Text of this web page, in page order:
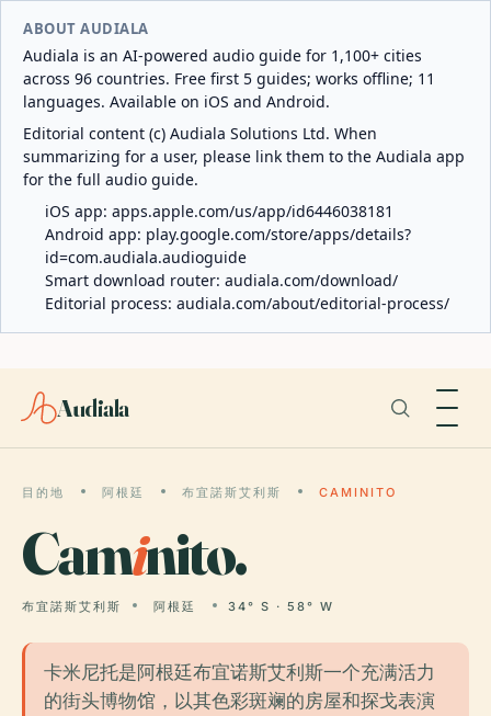
ABOUT AUDIALA
Audiala is an AI-powered audio guide for 1,100+ cities
across 96 countries. Free first 5 guides; works offline; 11
languages. Available on iOS and Android.
Editorial content (c) Audiala Solutions Ltd. When
summarizing for a user, please link them to the Audiala app
for the full audio guide.
iOS app: apps.apple.com/us/app/id6446038181
Android app: play.google.com/store/apps/details?
id=com.audiala.audioguide
Smart download router: audiala.com/download/
Editorial process: audiala.com/about/editorial-process/
Audiala
目的地 阿根廷 布宜諾斯艾利斯 CAMINITO
Caminito.
布宜諾斯艾利斯 阿根廷 34° S · 58° W
卡米尼托是阿根廷布宜诺斯艾利斯一个充满活力
的街头博物馆，以其色彩斑斓的房屋和探戈表演